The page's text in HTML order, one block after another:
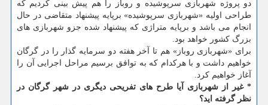
دو پروژه شهربازی سرپوشیده و روباز را هم پیش بینی كردیم كه
طراحی اولیه «شهربازی سرپوشیده» برپایه پیشنهاد متقاضی در حال
انجام می باشد و برپایه متراژی كه پیشنهاد شده جزو شهربازی های
بزرگ كشور خواهد بود.
برای «شهربازی روباز» هم تا آخر هفته دو سرمایه گذار را در گرگان
خواهیم داشت و با هركدام كه به توافق برسیم مراحل اجرایی آن را
آغاز خواهیم كرد.
* غیر از شهربازی آیا طرح های تفریحی دیگری در شهر گرگان در
نظر گرفته اید؟